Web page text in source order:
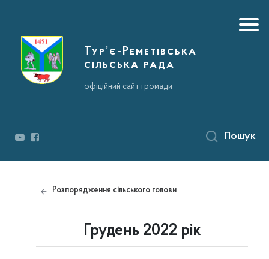
Тур’є-Реметівська
сільська рада
офіційний сайт громади
Пошук
Розпорядження сільського голови
Грудень 2022 рік